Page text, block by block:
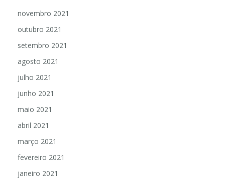
novembro 2021
outubro 2021
setembro 2021
agosto 2021
julho 2021
junho 2021
maio 2021
abril 2021
março 2021
fevereiro 2021
janeiro 2021